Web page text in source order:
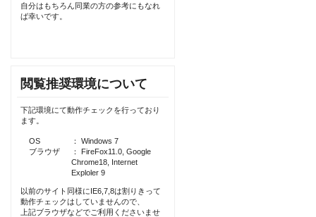
自分はもちろん同業の方の参考にもなれ
ば幸いです。
閲覧推奨環境について
下記環境にて動作チェックを行っており
ます。
OS
： Windows 7
ブラウザ
： FireFox11.0, Google
Chrome18, Internet
Exploler 9
以前のサイト同様にIE6,7,8は割りきって
動作チェックはしていませんので、
上記ブラウザなどでご利用くださいませ